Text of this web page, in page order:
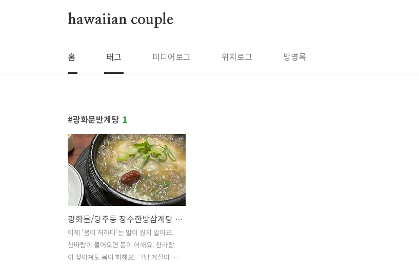
hawaiian couple
홈 태그 미디어로그 위치로그 방명록
광화문반계탕 1
광화문/당주동 장수한방삼계탕 : 몸이 허하다 느낄 땐 약반계탕 찹쌀죽 링거를 맞아요
이제 '몸이 허하다'는 말이 뭔지 알아요.
찬바람이 불어오면 몸이 허해요. 찬바람
이 잦아져도 몸이 허해요. 그냥 계절이 바